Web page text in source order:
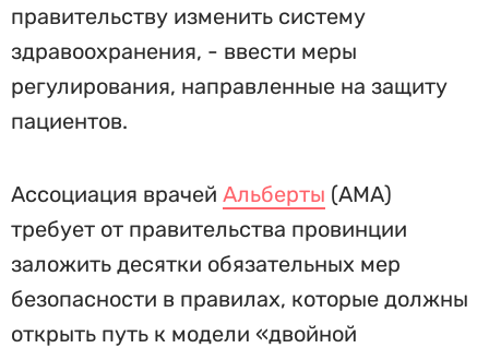
правительству изменить систему
здравоохранения, - ввести меры
регулирования, направленные на защиту
пациентов.
Ассоциация врачей Альберты (AMA)
требует от правительства провинции
заложить десятки обязательных мер
безопасности в правилах, которые должны
открыть путь к модели «двойной